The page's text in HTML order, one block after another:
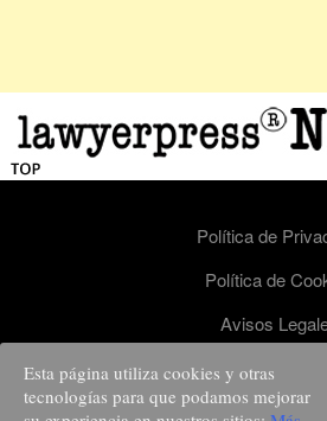
Política de
Política de
Avisos
Lawyerpress - todos los derechos reservados.
info@lawyerpress.com Lawyerpress es una
consultora de Gestión de
Esta página utiliza cookies y otras
tecnologías para que podamos mejorar